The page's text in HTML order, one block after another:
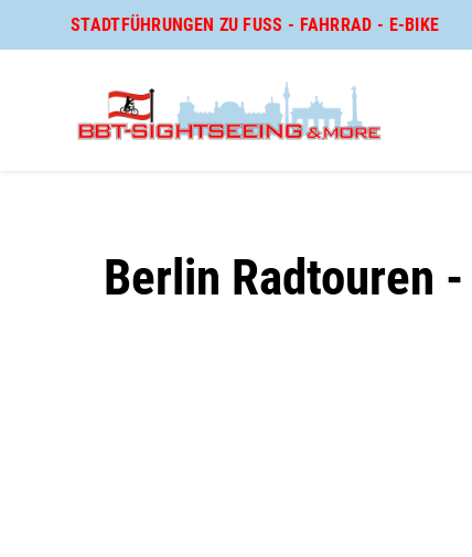
STADTFÜHRUNGEN ZU FUSS - FAHRRAD - E-BIKE
Berlin Radtouren